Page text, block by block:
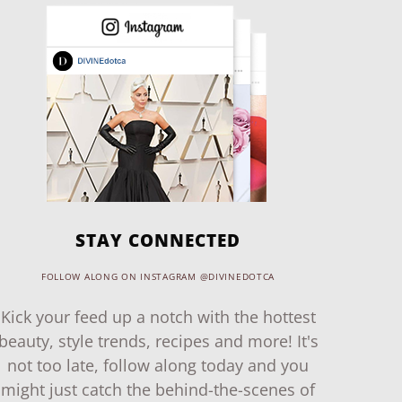
STAY CONNECTED
FOLLOW ALONG ON INSTAGRAM @DIVINEDOTCA
Kick your feed up a notch with the hottest
style trends, recipes and more! It's
not too late, follow along today and you
might just catch the behind-the-scenes of